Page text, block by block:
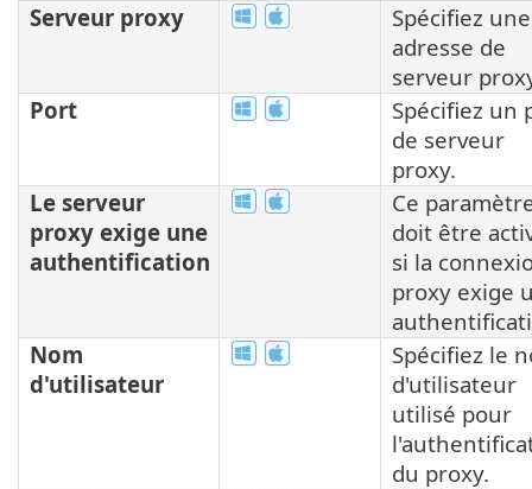
Serveur proxy
Spécifiez une
adresse de
serveur
Port
Spécifiez un
de serveur
proxy.
Le serveur
proxy exige une
authentification
Ce
doit être
si la
proxy exige
Nom
d'utilisateur
Spécifiez le
d'utilisateur
utilisé pour
du proxy.